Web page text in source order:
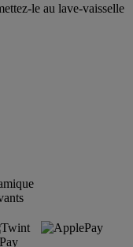
le au lave-vaisselle